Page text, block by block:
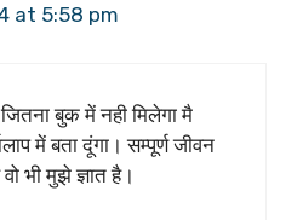
at 5:58 pm
बुक में नही मिलेगा मै
में बता दूंगा। सम्पूर्ण जीवन
भी मुझे ज्ञात है।